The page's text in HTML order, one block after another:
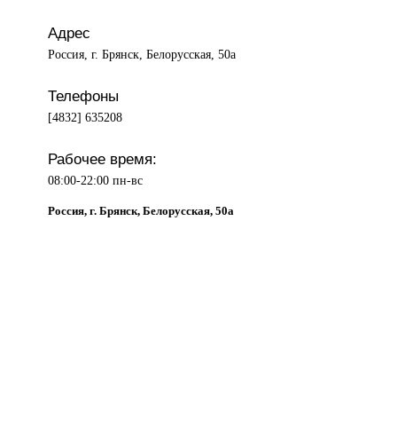
Адрес
Россия, г. Брянск, Белорусская, 50а
Телефоны
[4832] 635208
Рабочее время:
08:00-22:00 пн-вс
Россия, г. Брянск, Белорусская, 50а